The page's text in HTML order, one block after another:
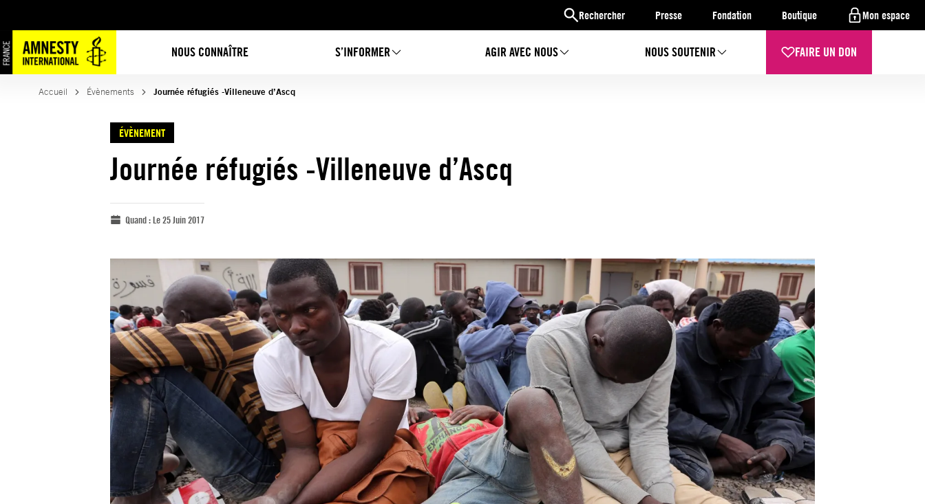
Rechercher Presse Fondation Boutique Mon espace
NOUS CONNAÎTRE S’INFORMER AGIR AVEC NOUS NOUS SOUTENIR FAIRE UN DON
Accueil Évènements Journée réfugiés -Villeneuve d’Ascq
ÉVÈNEMENT
Journée réfugiés -Villeneuve d’Ascq
Quand :Le 25 Juin 2017